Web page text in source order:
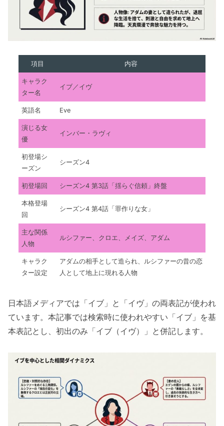
項目 内容
キャラク
ター名
イブ／イヴ
英語名 Eve
演じる女
優
インバー・ラヴィ
初登場シ
ーズン
シーズン4
初登場回 シーズン4 第3話「揺らぐ信頼」終盤
本格登場
回
シーズン4 第4話「罪作りな女」
主な関係
人物
ルシファー、クロエ、メイズ、アダム
キャラク
ター設定
アダムの相手として造られ、ルシファーの昔の恋
人として地上に現れる人物
日本語メディアでは「イブ」と「イヴ」の両表記が使われ
ています。本記事では検索時に使われやすい「イブ」を基
本表記とし、初出のみ「イブ（イヴ）」と併記します。